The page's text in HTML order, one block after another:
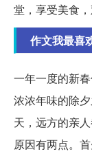
堂，享受美食
作文我最喜
一年一度的新
浓浓年味的除
天，远方的亲
原因有两点。